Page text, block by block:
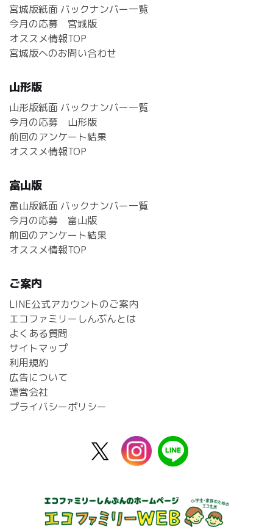
宮城版紙面 バックナンバー一覧
今月の応募 宮城版
オススメ情報TOP
宮城版へのお問い合わせ
山形版
山形版紙面 バックナンバー一覧
今月の応募 山形版
前回のアンケート結果
オススメ情報TOP
富山版
富山版紙面 バックナンバー一覧
今月の応募 富山版
前回のアンケート結果
オススメ情報TOP
ご案内
LINE公式アカウントのご案内
エコファミリーしんぶんとは
よくある質問
サイトマップ
利用規約
広告について
運営会社
プライバシーポリシー
instagram